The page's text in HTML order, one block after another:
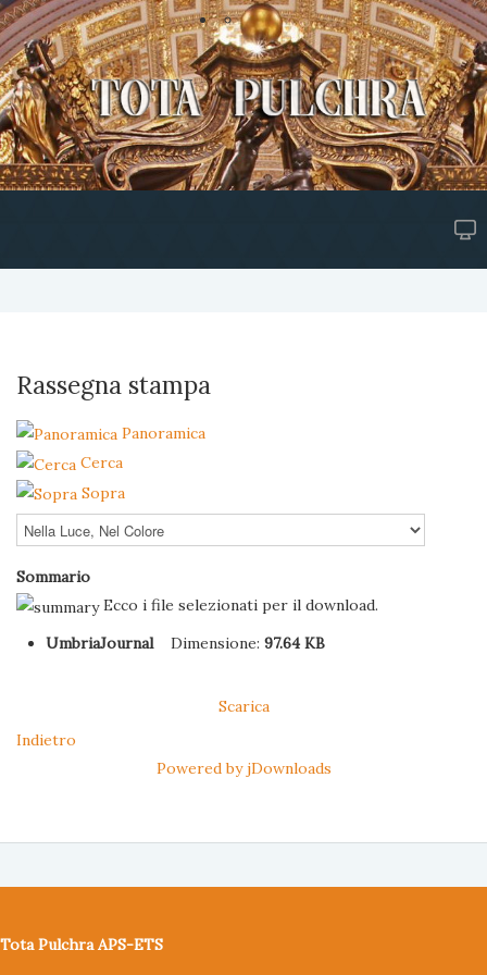
Rassegna stampa
Panoramica
Cerca
Sopra
Sommario
Ecco i file selezionati per il download.
UmbriaJournalDimensione:97.64 KB
Scarica
Indietro
Powered by jDownloads
Tota Pulchra APS-ETS